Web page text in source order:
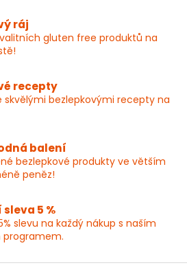
á
d
í
p
r
y
v
ý
s
u
ráj
gluten free produktů na
recepty
skvělými bezlepkovými recepty na
balení
bezlepkové produkty ve větším
peněz!
5 %
slevu na každý nákup s naším